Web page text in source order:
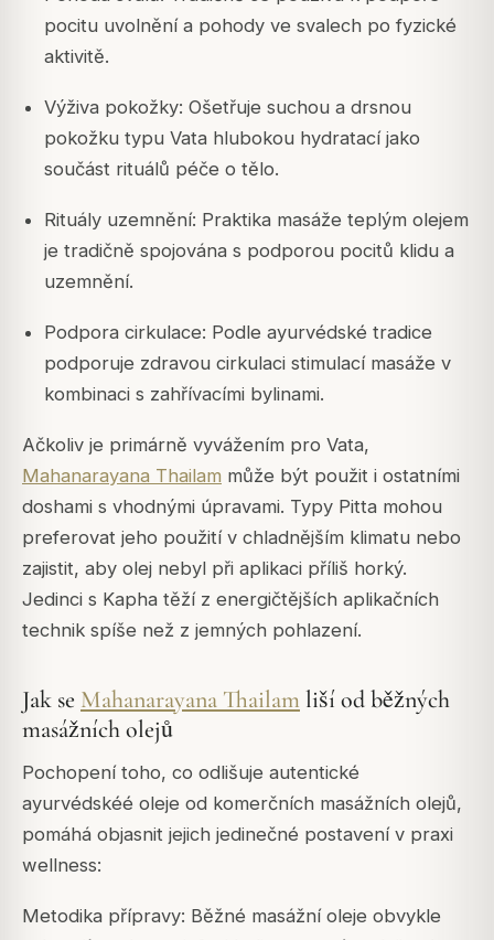
pocitu uvolnění a pohody ve svalech po fyzické
aktivitě.
Výživa pokožky: Ošetřuje suchou a drsnou
pokožku typu Vata hlubokou hydratací jako
součást rituálů péče o tělo.
Rituály uzemnění: Praktika masáže teplým olejem
je tradičně spojována s podporou pocitů klidu a
uzemnění.
Podpora cirkulace: Podle ayurvédské tradice
podporuje zdravou cirkulaci stimulací masáže v
kombinaci s zahřívacími bylinami.
Ačkoliv je primárně vyvážením pro Vata,
Mahanarayana Thailam může být použit i ostatními
doshami s vhodnými úpravami. Typy Pitta mohou
preferovat jeho použití v chladnějším klimatu nebo
zajistit, aby olej nebyl při aplikaci příliš horký.
Jedinci s Kapha těží z energičtějších aplikačních
technik spíše než z jemných pohlazení.
Jak se Mahanarayana Thailam liší od běžných
masážních olejů
Pochopení toho, co odlišuje autentické
ayurvédskéé oleje od komerčních masážních olejů,
pomáhá objasnit jejich jedinečné postavení v praxi
wellness:
Metodika přípravy: Běžné masážní oleje obvykle